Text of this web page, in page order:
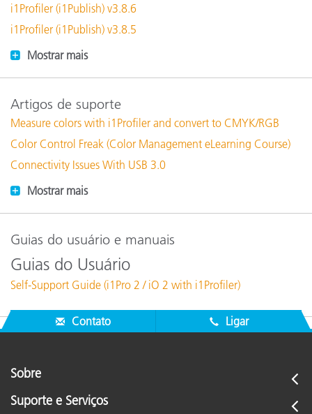
i1Profiler (i1Publish) v3.8.6
i1Profiler (i1Publish) v3.8.5
Mostrar mais
Artigos de suporte
Measure colors with i1Profiler and convert to CMYK/RGB
Color Control Freak (Color Management eLearning Course)
Connectivity Issues With USB 3.0
Mostrar mais
Guias do usuário e manuais
Guias do Usuário
Self-Support Guide (i1Pro 2 / iO 2 with i1Profiler)
Contato Ligar
Sobre
Suporte e Serviços